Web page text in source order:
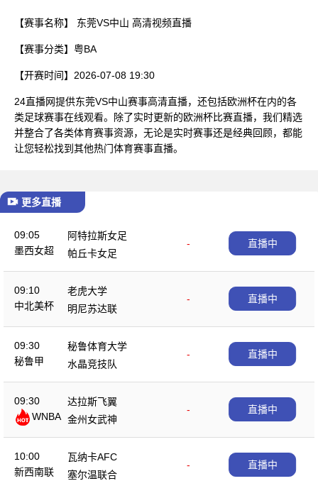
【赛事名称】 东莞VS中山 高清视频直播
【赛事分类】 粤BA
【开赛时间】 2026-07-08 19:30
24直播网提供东莞VS中山赛事高清直播，还包括欧洲杯在内的各
类足球赛事在线观看。除了实时更新的欧洲杯比赛直播，我们精选
并整合了各类体育赛事资源，无论是实时赛事还是经典回顾，都能
让您轻松找到其他热门体育赛事直播。
更多直播
09:05
墨西女超
阿特拉斯女足
-
帕丘卡女足
直播中
09:10
中北美杯
老虎大学
-
明尼苏达联
直播中
09:30
秘鲁甲
秘鲁体育大学
-
水晶竞技队
直播中
09:30
WNBA
达拉斯飞翼
-
金州女武神
直播中
10:00
新西南联
瓦纳卡AFC
-
塞尔温联合
直播中